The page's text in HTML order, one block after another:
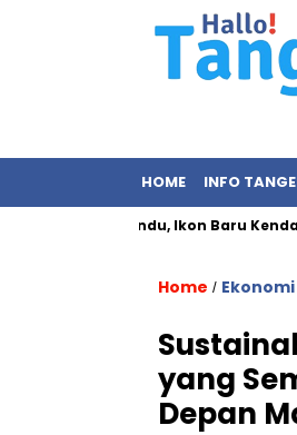
HOME INFO
MV3 Pandu, Ikon Baru Kendaraan
Home / Ekonomi
yang
Depan